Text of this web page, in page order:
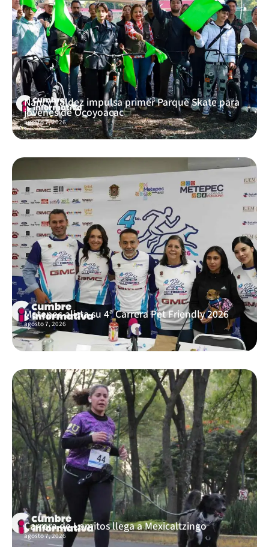
Nancy Valdez impulsa primer Parque Skate para
jóvenes de Ocoyoacac
agosto 7, 2026
Metepec alista su 4ª Carrera Pet Friendly 2026
agosto 7, 2026
Carrera de Lomitos llega a Mexicaltzingo
agosto 7, 2026